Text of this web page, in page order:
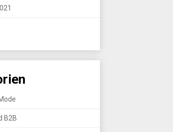
B2B